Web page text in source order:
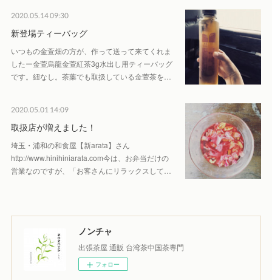
2020.05.14 09:30
新登場ティーバッグ
いつもの金萱畑の方が、作って送って来てくれま
したー金萱烏龍金萱紅茶3g水出し用ティーバッグ
です。紐なし。茶葉でも取扱している金萱茶を…
2020.05.01 14:09
取扱店が増えました！
埼玉・浦和の和食屋【新arata】さん
http://www.hinihiniarata.com今は、お弁当だけの
営業なのですが、「お客さんにリラックスして…
ノンチャ
出張茶屋 通販 台湾茶中国茶専門
フォロー